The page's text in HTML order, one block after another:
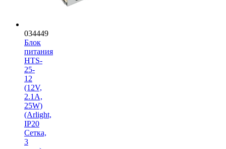
034449
Блок
питания
HTS-
25-
12
(12V,
2.1A,
25W)
(Arlight,
IP20
Сетка,
3